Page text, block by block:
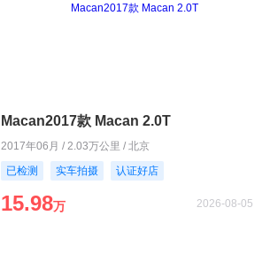
Macan2017款 Macan 2.0T
2017年06月 / 2.03万公里 / 北京
已检测
实车拍摄 认证好店
15.98万 2026-08-05